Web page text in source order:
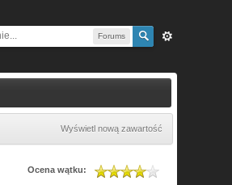
Forums
Wyświetl nową zawartość
Ocena wątku: